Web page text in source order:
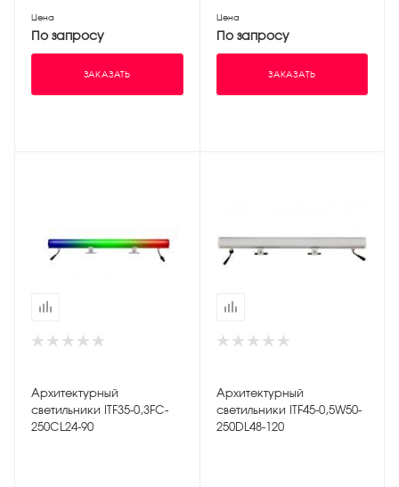
Цена
По запросу
ЗАКАЗАТЬ
Цена
По запросу
ЗАКАЗАТЬ
Архитектурный
светильники ITF35-0,3FC-
250CL24-90
Архитектурный
светильники ITF45-0,5W50-
250DL48-120